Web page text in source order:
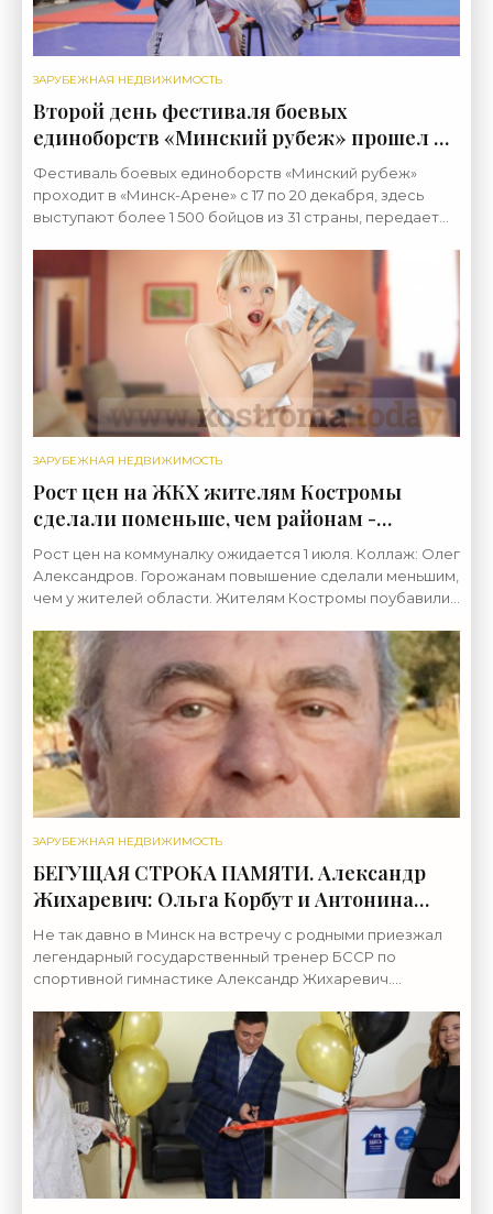
ЗАРУБЕЖНАЯ НЕДВИЖИМОСТЬ
Второй день фестиваля боевых
единоборств «Минский рубеж» прошел на
площадке «Минск-Арены» - «Свежие
новости строительства»
Фестиваль боевых единоборств «Минский рубеж»
проходит в «Минск-Арене» с 17 по 20 декабря, здесь
выступают более 1 500 бойцов из 31 страны, передает
ЗАРУБЕЖНАЯ НЕДВИЖИМОСТЬ
Рост цен на ЖКХ жителям Костромы
сделали поменьше, чем районам -
«Недвижимость»
Рост цен на коммуналку ожидается 1 июля. Коллаж: Олег
Александров. Горожанам повышение сделали меньшим,
чем у жителей области. Жителям Костромы поубавили
ЗАРУБЕЖНАЯ НЕДВИЖИМОСТЬ
БЕГУЩАЯ СТРОКА ПАМЯТИ. Александр
Жихаревич: Ольга Корбут и Антонина
Кошель на Олимпиаду в Мюнхене были
включены в последний момент* -
«Свежие новости строительства»
Не так давно в Минск на встречу с родными приезжал
легендарный государственный тренер БССР по
спортивной гимнастике Александр Жихаревич.
о своей